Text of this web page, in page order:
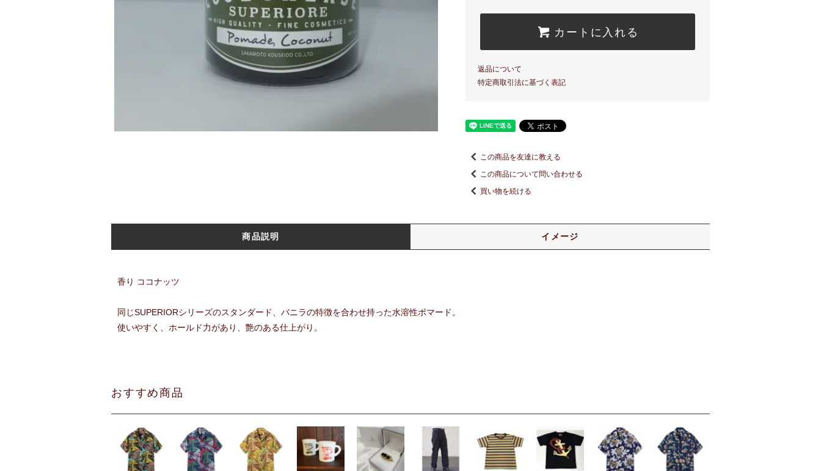
カートに入れる
返品について
特定商取引法に基づく表記
この商品を友達に教える
この商品について問い合わせる
買い物を続ける
商品説明 イメージ
香り ココナッツ
同じSUPERIORシリーズのスタンダード、バニラの特徴を合わせ持った水溶性ポマード。
使いやすく、ホールド力があり、艶のある仕上がり。
おすすめ商品